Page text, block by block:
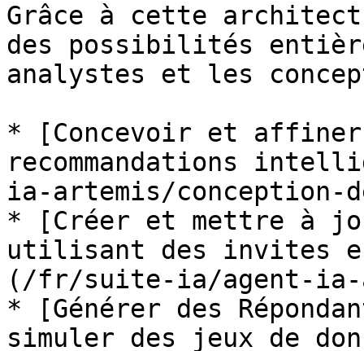
Grâce à cette
des possibilités
analystes et les
* [Concevoir et affiner
recommandations
ia-artemis/conception-
* [Créer et mettre à
utilisant des invites
(/fr/suite-ia/agent-ia-
* [Générer des
simuler des jeux de